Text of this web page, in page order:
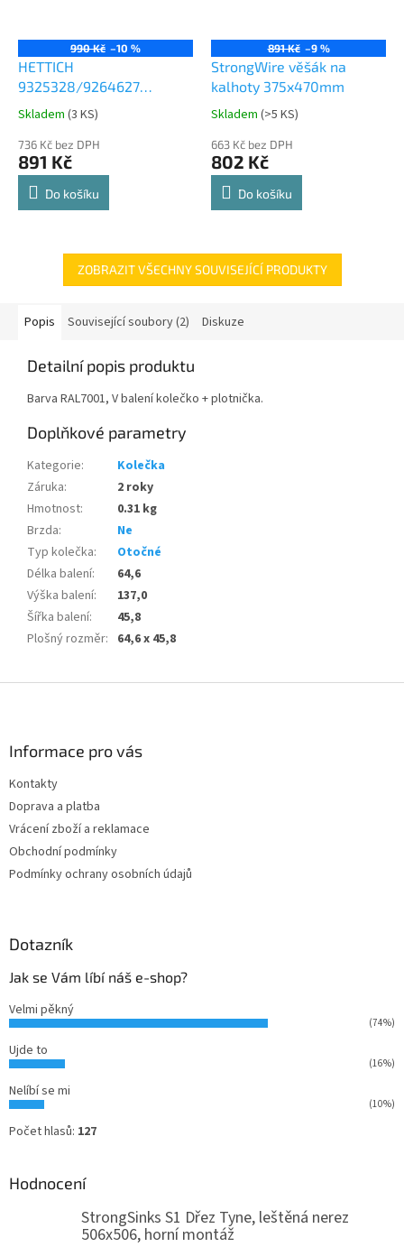
990 Kč –10 %
HETTICH
9325328/9264627
Comfort Spin 360° otočná
police 8kg
Průměrné
produktu
je
4,8
Skladem (3 KS)
736 Kč bez DPH
891 Kč
Do košíku
891 Kč –9 %
StrongWire věšák na
kalhoty 375x470mm
Průměrné
produktu
je
4,8
Skladem (>5 KS)
663 Kč bez DPH
802 Kč
Do košíku
ZOBRAZIT VŠECHNY SOUVISEJÍCÍ PRODUKTY
Popis Související soubory (2) Diskuze
Detailní popis produktu
Barva RAL7001, V balení kolečko + plotnička.
Doplňkové parametry
Kategorie:
Kolečka
Záruka:
2 roky
Hmotnost:
0.31 kg
Brzda:
Ne
Typ kolečka:
Otočné
Délka balení:
64,6
Výška balení:
137,0
Šířka balení:
45,8
Plošný rozměr: 64,6 x 45,8
Informace pro vás
Kontakty
Doprava a platba
Vrácení zboží a reklamace
Obchodní podmínky
Podmínky ochrany osobních údajů
Dotazník
Jak se Vám líbí náš e-shop?
Velmi pěkný
(74%)
Ujde to
(16%)
Nelíbí se mi
(10%)
Počet hlasů: 127
Hodnocení
StrongSinks S1 Dřez Tyne, leštěná nerez
506x506, horní montáž